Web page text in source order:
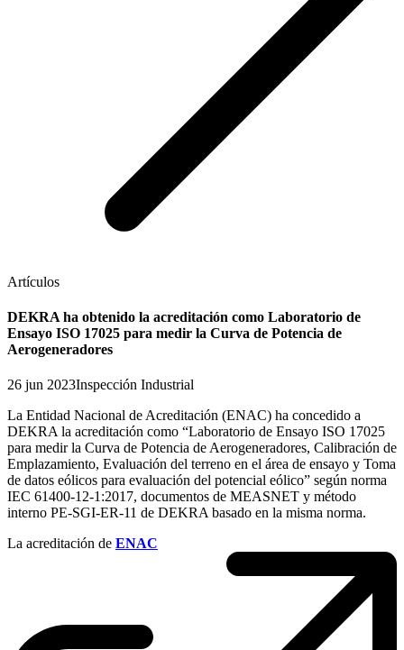
Artículos
DEKRA ha obtenido la acreditación como Laboratorio de
Ensayo ISO 17025 para medir la Curva de Potencia de
Aerogeneradores
26 jun 2023Inspección Industrial
La Entidad Nacional de Acreditación (ENAC) ha concedido a
DEKRA la acreditación como “Laboratorio de Ensayo ISO 17025
para medir la Curva de Potencia de Aerogeneradores, Calibración de
Emplazamiento, Evaluación del terreno en el área de ensayo y Toma
de datos eólicos para evaluación del potencial eólico” según norma
IEC 61400-12-1:2017, documentos de MEASNET y método
interno PE-SGI-ER-11 de DEKRA basado en la misma norma.
La acreditación de ENAC